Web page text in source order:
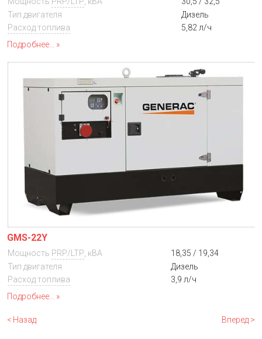
Тип двигателя
Дизель
Расход топлива
5,82 л/ч
Подробнее...
GMS-22Y
Мощность PRP/LTP , кВА
18,35 / 19,34
Тип двигателя
Дизель
Расход топлива
3,9 л/ч
Подробнее...
< Назад Вперед >